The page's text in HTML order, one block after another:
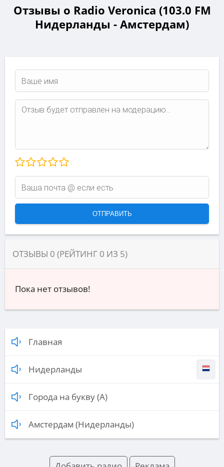
Отзывы о Radio Veronica (103.0 FM
Нидерланды - Амстердам)
ОТЗЫВЫ 0 (РЕЙТИНГ 0 ИЗ 5)
Пока нет отзывов!
Главная
Нидерланды
Города на букву (А)
Амстердам (Нидерланды)